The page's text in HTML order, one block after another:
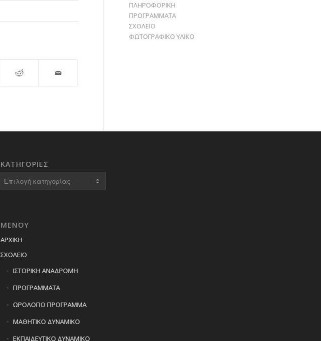
ΠΛΗΡΟΦΟΡΙΚΗ
ΠΡΟΓΡΑΜΜΑΤΑ
ΣΧΟΛΕΙΟ
ΦΩΤΟΓΡΑΦΙΚΟ ΥΛΙΚΟ
KΑΤΗΓΟΡΊΕΣ
ΜΕΝΟΥ
ΑΡΧΙΚΗ
ΣΧΟΛΕΙΟ
ΙΣΤΟΡΙΚΗ ΑΝΑΔΡΟΜΗ
ΠΡΟΓΡΑΜΜΑΤΑ
ΩΡΟΛΟΓΙΟ ΠΡΟΓΡΑΜΜΑ
ΜΑΘΗΤΙΚΟ ΔΥΝΑΜΙΚΟ
ΕΚΠΑΙΔΕΥΤΙΚΟ ΔΥΝΑΜΙΚΟ